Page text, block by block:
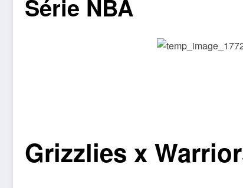
Série NBA
Grizzlies x